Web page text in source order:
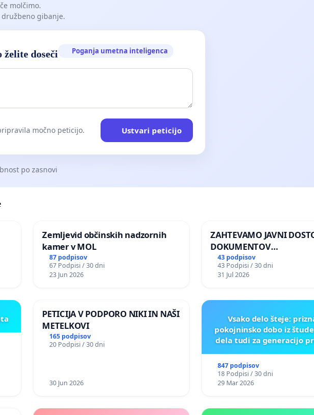
molčimo.
gibanje.
doseči Poganja umetna inteligenca
močno peticijo. Ustvari peticijo
po zasnovi
Zemljevid občinskih nadzornih
kamer v MOL
87 podpisov
67 Podpisi / 30 dni
23 Jun 2026
ZAHTEVAMO JAVNI
DOKUMENTOV
PARLAMENTARNIH
PREISKOVALNIH KOMISIJ O
ILEGALNI TRGOVINI Z
43 podpisov
43 Podpisi / 30 dni
31 Jul 2026
PETICIJA V PODPORO NIKI IN NAŠI
METELKOVI
165 podpisov
20 Podpisi / 30 dni
30 Jun 2026
Vsako delo šteje:
pokojninsko dobo iz
dela tudi za generacijo
847 podpisov
18 Podpisi / 30 dni
29 Mar 2026